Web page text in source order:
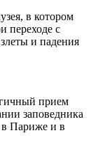
в котором
переходе с
и падения
прием
заповедника
в Париже и в